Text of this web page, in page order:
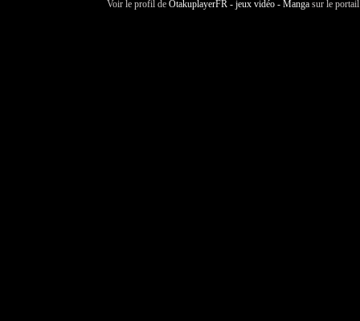
Voir le profil de OtakuplayerFR - jeux vidéo - Manga sur le